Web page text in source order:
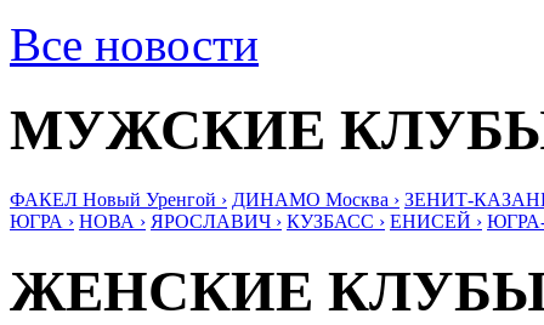
Все новости
МУЖСКИЕ
ФАКЕЛ Новый Уренгой › ДИНАМО Москва › ЗЕНИТ-
ЮГРА › НОВА › ЯРОСЛАВИЧ › КУЗБАСС › ЕНИСЕЙ ›
ЖЕНСКИЕ